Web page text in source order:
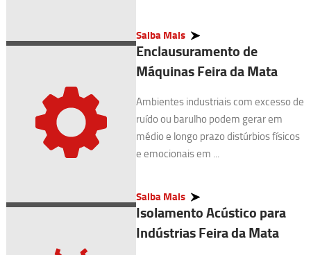
Saiba Mais
Enclausuramento de
Máquinas Feira da Mata
Ambientes industriais com excesso de
ruído ou barulho podem gerar em
médio e longo prazo distúrbios físicos
e emocionais em ...
Saiba Mais
Isolamento Acústico para
Indústrias Feira da Mata